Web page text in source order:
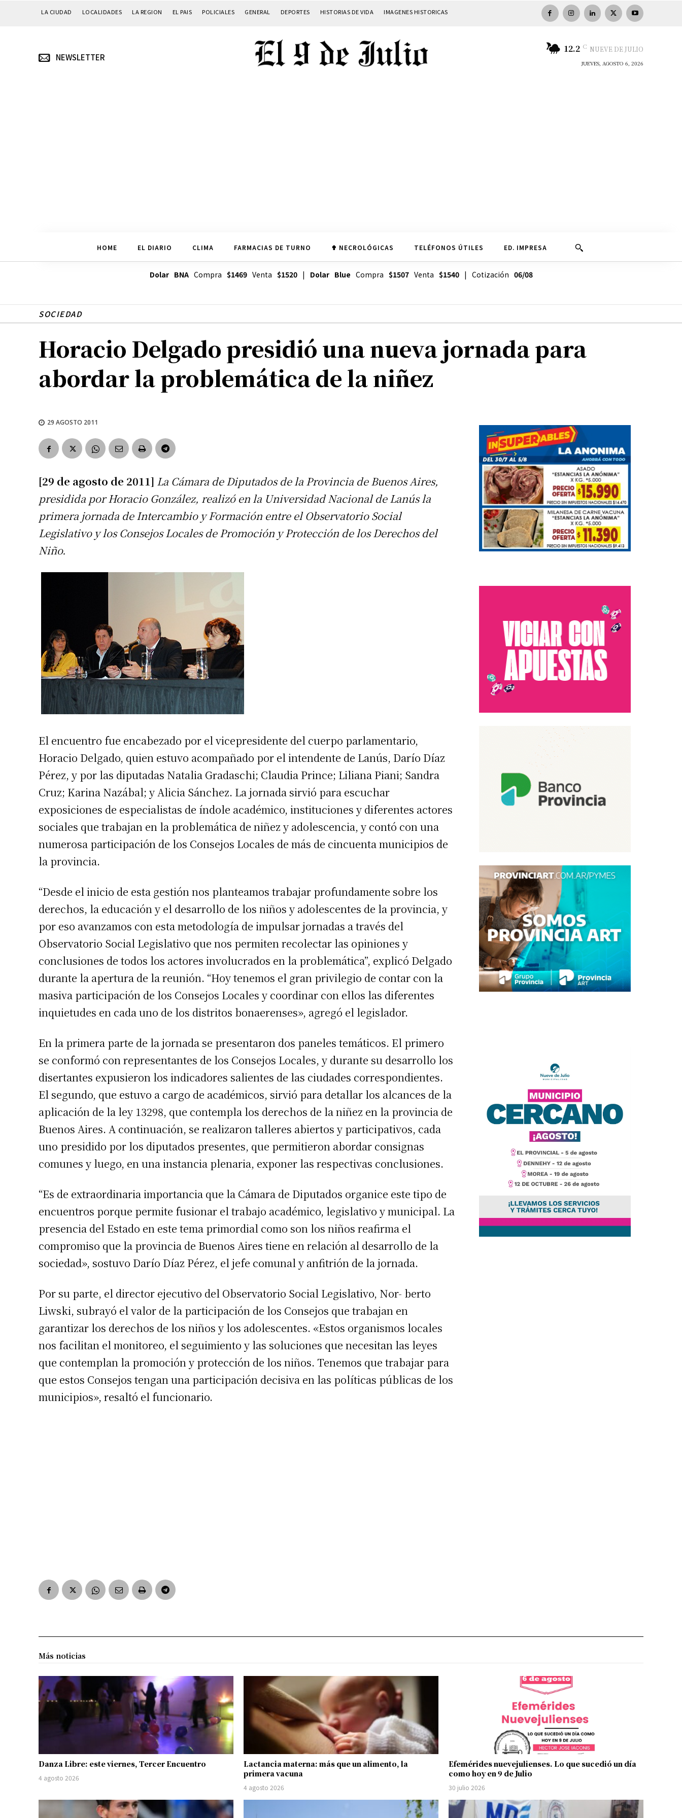
Suscribirme gratis
*
Dirección de correo electrónico
Apellidos
Número de teléfono
LA CIUDAD LOCALIDADES LA REGION EL PAIS POLICIALES GENERAL DEPORTES HISTORIAS DE VIDA IMAGENES HISTORICAS
NEWSLETTER
12.2 C NUEVE DE JULIO
JUEVES, AGOSTO 6, 2026
HOME EL DIARIO CLIMA FARMACIAS DE TURNO ✟ NECROLÓGICAS TELÉFONOS ÚTILES ED. IMPRESA
Dolar BNACompra $1469Venta $1520| Dolar Blue Compra $1507Venta $1540| Cotización 06/08
SOCIEDAD
Horacio Delgado presidió una nueva jornada para
abordar la problemática de la niñez
29 AGOSTO 2011
[29 de agosto de 2011] La Cámara de Diputados de la Provincia de Buenos Aires,
presidida por Horacio González, realizó en la Universidad Nacional de Lanús la
primera jornada de Intercambio y Formación entre el Observatorio Social
Legislativo y los Consejos Locales de Promoción y Protección de los Derechos del
Niño.
El encuentro fue encabezado por el vicepresidente del cuerpo parlamentario,
Horacio Delgado, quien estuvo acompañado por el intendente de Lanús, Darío Díaz
Pérez, y por las diputadas Natalia Gradaschi; Claudia Prince; Liliana Piani; Sandra
Cruz; Karina Nazábal; y Alicia Sánchez. La jornada sirvió para escuchar
exposiciones de especialistas de índole académico, instituciones y diferentes actores
sociales que trabajan en la problemática de niñez y adolescencia, y contó con una
numerosa participación de los Consejos Locales de más de cincuenta municipios de
la provincia.
“Desde el inicio de esta gestión nos planteamos trabajar profundamente sobre los
derechos, la educación y el desarrollo de los niños y adolescentes de la provincia, y
por eso avanzamos con esta metodología de impulsar jornadas a través del
Observatorio Social Legislativo que nos permiten recolectar las opiniones y
conclusiones de todos los actores involucrados en la problemática”, explicó Delgado
durante la apertura de la reunión. “Hoy tenemos el gran privilegio de contar con la
masiva participación de los Consejos Locales y coordinar con ellos las diferentes
inquietudes en cada uno de los distritos bonaerenses», agregó el legislador.
En la primera parte de la jornada se presentaron dos paneles temáticos. El primero
se conformó con representantes de los Consejos Locales, y durante su desarrollo los
disertantes expusieron los indicadores salientes de las ciudades correspondientes.
El segundo, que estuvo a cargo de académicos, sirvió para detallar los alcances de la
aplicación de la ley 13298, que contempla los derechos de la niñez en la provincia de
Buenos Aires. A continuación, se realizaron talleres abiertos y participativos, cada
uno presidido por los diputados presentes, que permitieron abordar consignas
comunes y luego, en una instancia plenaria, exponer las respectivas conclusiones.
“Es de extraordinaria importancia que la Cámara de Diputados organice este tipo de
encuentros porque permite fusionar el trabajo académico, legislativo y municipal. La
presencia del Estado en este tema primordial como son los niños reafirma el
compromiso que la provincia de Buenos Aires tiene en relación al desarrollo de la
sociedad», sostuvo Darío Díaz Pérez, el jefe comunal y anfitrión de la jornada.
Por su parte, el director ejecutivo del Observatorio Social Legislativo, Nor- berto
Liwski, subrayó el valor de la participación de los Consejos que trabajan en
garantizar los derechos de los niños y los adolescentes. «Estos organismos locales
nos facilitan el monitoreo, el seguimiento y las soluciones que necesitan las leyes
que contemplan la promoción y protección de los niños. Tenemos que trabajar para
que estos Consejos tengan una participación decisiva en las políticas públicas de los
municipios», resaltó el funcionario.
Más noticias
Danza Libre: este viernes, Tercer Encuentro
4 agosto 2026
Lactancia materna: más que un alimento, la
primera vacuna
4 agosto 2026
Efemérides nuevejulienses. Lo que sucedió un día
como hoy en 9 de Julio
30 julio 2026